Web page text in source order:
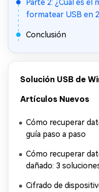
Parte 2: ¿Cuál es el
formatear USB en
Conclusión
Solución USB de
Artículos Nuevos
Cómo recuperar
guía paso a paso
Cómo recuperar
dañado: 3
Cifrado de